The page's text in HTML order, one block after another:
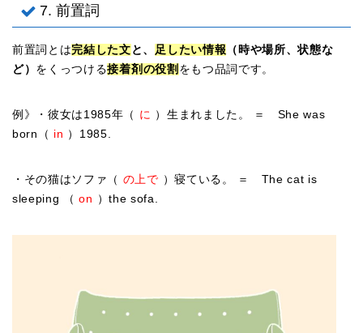
7. 前置詞
前置詞とは完結した文 と、 足したい情報 （時や場所、状態な
ど） をくっつける接着剤の役割 をもつ品詞です。
例》・彼女は1985年（ に ）生まれました。 ＝ She was
born（ in ）1985.
・その猫はソファ（ の上で ）寝ている。 ＝ The cat is
sleeping （on ）the sofa.